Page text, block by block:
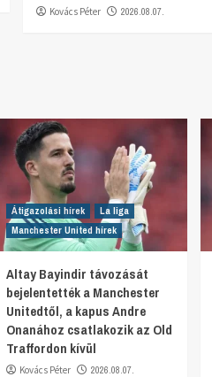
Kovács Péter 2026.08.07.
Átigazolási hírek
La liga
Manchester United hírek
Altay Bayindir távozását
bejelentették a Manchester
Unitedtől, a kapus Andre
Onanához csatlakozik az Old
Traffordon kívül
Kovács Péter 2026.08.07.